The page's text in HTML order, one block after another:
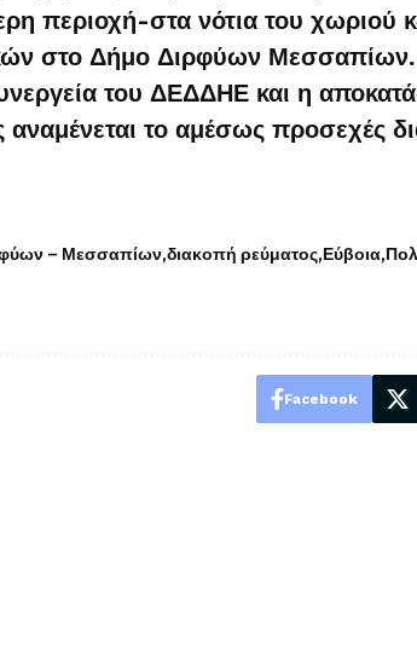
περιοχή-στα νότια του χωριού
στο Δήμο Διρφύων Μεσσαπίων.
του ΔΕΔΔΗΕ και η
αναμένεται το αμέσως προσεχές
– Μεσσαπίων διακοπή ρεύματος Εύβοια
Facebook